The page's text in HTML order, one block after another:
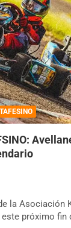
la Asociación
próximo fin